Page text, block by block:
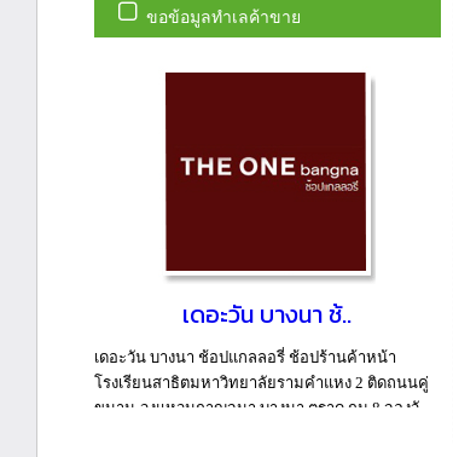
ขอข้อมูลทำเลค้าขาย
เดอะวัน บางนา ช้..
เดอะวัน บางนา ช้อปแกลลอรี่ ช้อปร้านค้าหน้า
โรงเรียนสาธิตมหาวิทยาลัยรามคำแหง 2 ติดถนนคู่
ขนาน-วงแหวนกาญจนา บางนา ตราด กม.8 จองวั...